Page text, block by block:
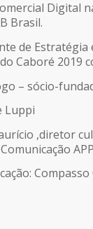
Digital
Brasil.
de
Caboré 2019
– sócio-
Luppi
,diretor
APP
Compasso